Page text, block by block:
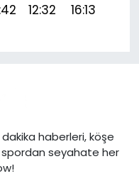
12:32 16:13
haberleri, köşe
spordan seyahate her